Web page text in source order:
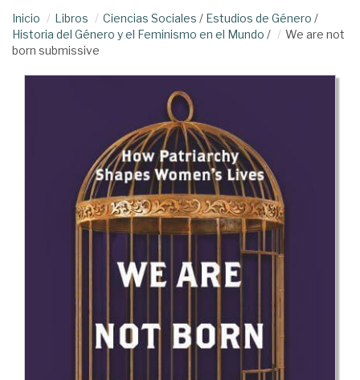
Inicio Libros Ciencias Sociales / Estudios de Género /
Historia del Género y el Feminismo en el Mundo /
We are not
born submissive